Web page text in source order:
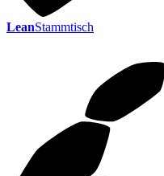
LeanStammtisch